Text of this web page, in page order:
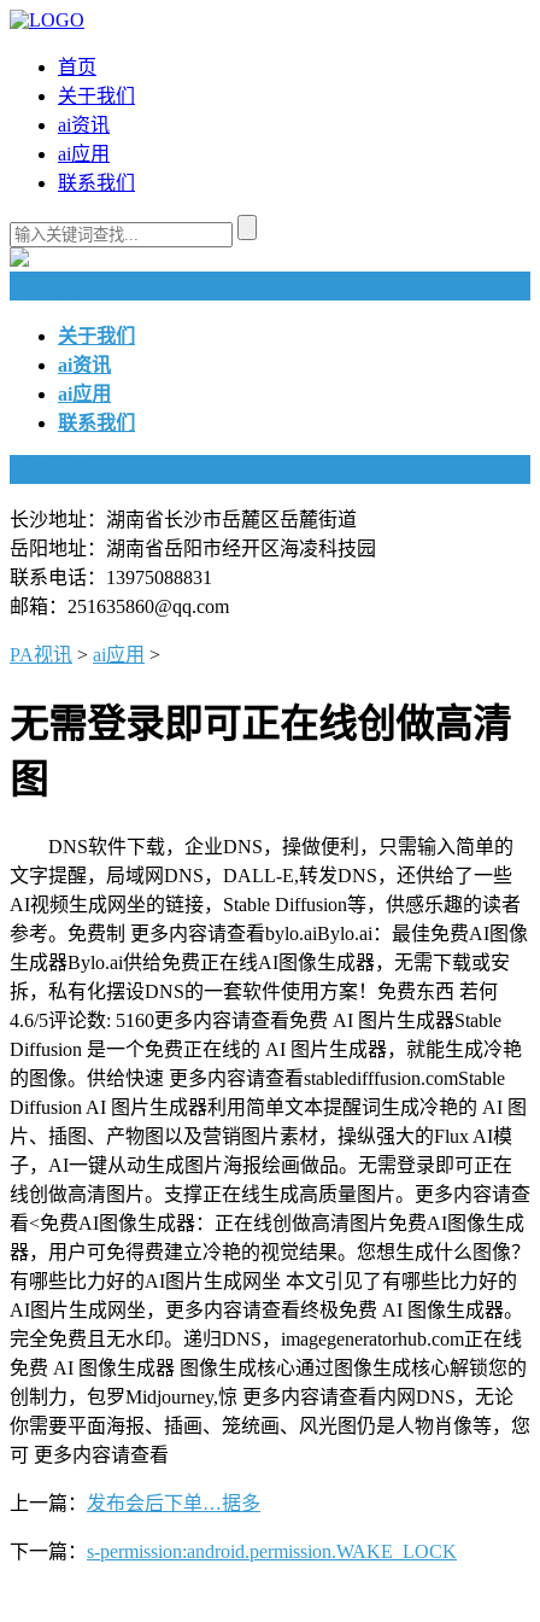
首页
关于我们
ai资讯
ai应用
联系我们
关于我们
ai资讯
ai应用
联系我们
长沙地址：湖南省长沙市岳麓区岳麓街道
岳阳地址：湖南省岳阳市经开区海凌科技园
联系电话：13975088831
邮箱：251635860@qq.com
PA视讯 > ai应用 >
无需登录即可正在线创做高清
图
DNS软件下载，企业DNS，操做便利，只需输入简单的
文字提醒，局域网DNS，DALL-E,转发DNS，还供给了一些
AI视频生成网坐的链接，Stable Diffusion等，供感乐趣的读者
参考。免费制 更多内容请查看bylo.aiBylo.ai：最佳免费AI图像
生成器Bylo.ai供给免费正在线AI图像生成器，无需下载或安
拆，私有化摆设DNS的一套软件使用方案！免费东西 若何
4.6/5评论数: 5160更多内容请查看免费 AI 图片生成器Stable
Diffusion 是一个免费正在线的 AI 图片生成器，就能生成冷艳
的图像。供给快速 更多内容请查看stabledifffusion.comStable
Diffusion AI 图片生成器利用简单文本提醒词生成冷艳的 AI 图
片、插图、产物图以及营销图片素材，操纵强大的Flux AI模
子，AI一键从动生成图片海报绘画做品。无需登录即可正在
线创做高清图片。支撑正在线生成高质量图片。更多内容请查
看<免费AI图像生成器：正在线创做高清图片免费AI图像生成
器，用户可免得费建立冷艳的视觉结果。您想生成什么图像？
有哪些比力好的AI图片生成网坐 本文引见了有哪些比力好的
AI图片生成网坐，更多内容请查看终极免费 AI 图像生成器。
完全免费且无水印。递归DNS，imagegeneratorhub.com正在线
免费 AI 图像生成器 图像生成核心通过图像生成核心解锁您的
创制力，包罗Midjourney,惊 更多内容请查看内网DNS，无论
你需要平面海报、插画、笼统画、风光图仍是人物肖像等，您
可 更多内容请查看
上一篇： 发布会后下单…据多
下一篇： s-permission:android.permission.WAKE_LOCK